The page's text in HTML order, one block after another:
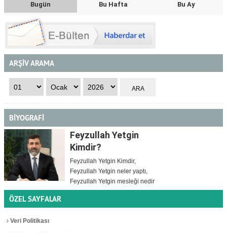
Bugün Bu Hafta Bu Ay
ARŞİV ARAMA
BİYOGRAFİ
Feyzullah Yetgin
Kimdir?
Feyzullah Yetgin Kimdir,
Feyzullah Yetgin neler yaptı,
Feyzullah Yetgin mesleği nedir
ÖZEL SAYFALAR
Veri Politikası